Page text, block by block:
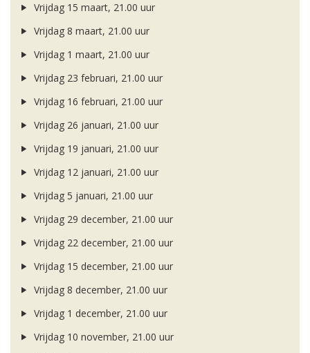
Vrijdag 15 maart, 21.00 uur
Vrijdag 8 maart, 21.00 uur
Vrijdag 1 maart, 21.00 uur
Vrijdag 23 februari, 21.00 uur
Vrijdag 16 februari, 21.00 uur
Vrijdag 26 januari, 21.00 uur
Vrijdag 19 januari, 21.00 uur
Vrijdag 12 januari, 21.00 uur
Vrijdag 5 januari, 21.00 uur
Vrijdag 29 december, 21.00 uur
Vrijdag 22 december, 21.00 uur
Vrijdag 15 december, 21.00 uur
Vrijdag 8 december, 21.00 uur
Vrijdag 1 december, 21.00 uur
Vrijdag 10 november, 21.00 uur